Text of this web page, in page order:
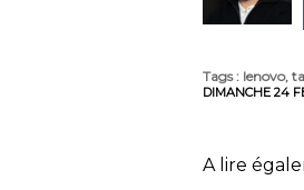
Tags: lenovo,
DIMANCHE 24
A lire